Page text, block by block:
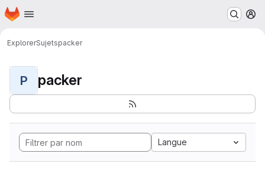
Passer au contenu principal
Page d'accueil
ExplorerSujetspacker
P packer
Langue